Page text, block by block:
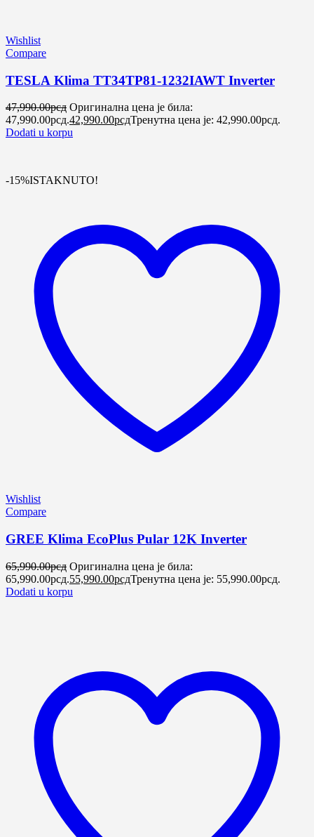
Wishlist
Compare
TESLA Klima TT34TP81-1232IAWT Inverter
47,990.00рсд Оригинална цена је била:
47,990.00рсд.42,990.00рсдТренутна цена је: 42,990.00рсд.
Dodati u korpu
-15%ISTAKNUTO!
Wishlist
Compare
GREE Klima EcoPlus Pular 12K Inverter
65,990.00рсд Оригинална цена је била:
65,990.00рсд.55,990.00рсдТренутна цена је: 55,990.00рсд.
Dodati u korpu